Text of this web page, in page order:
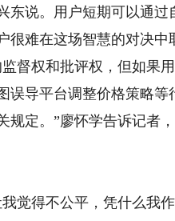
东说。用户短期可以通
难在这场智慧的对决中
权和批评权，但如果
误导平台调整价格策略
规定。”廖怀学告诉记者
得不公平，凭什么我